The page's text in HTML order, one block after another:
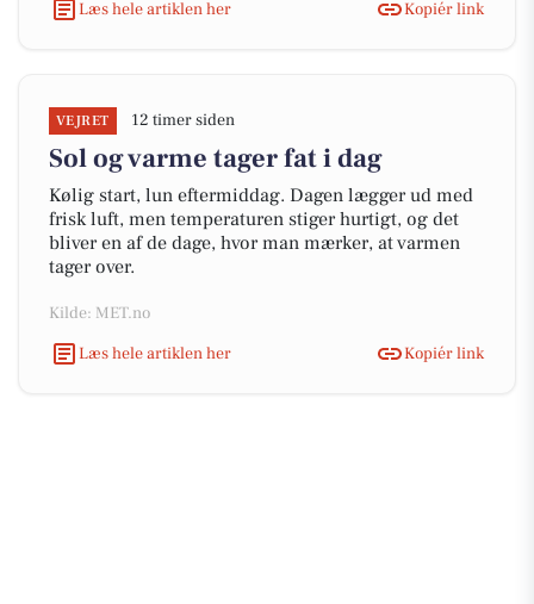
Læs hele artiklen her Kopiér link
VEJRET 12 timer siden
Sol og varme tager fat i dag
Kølig start, lun eftermiddag. Dagen lægger ud med
frisk luft, men temperaturen stiger hurtigt, og det
bliver en af de dage, hvor man mærker, at varmen
tager over.
Kilde: MET.no
Læs hele artiklen her
Kopiér link